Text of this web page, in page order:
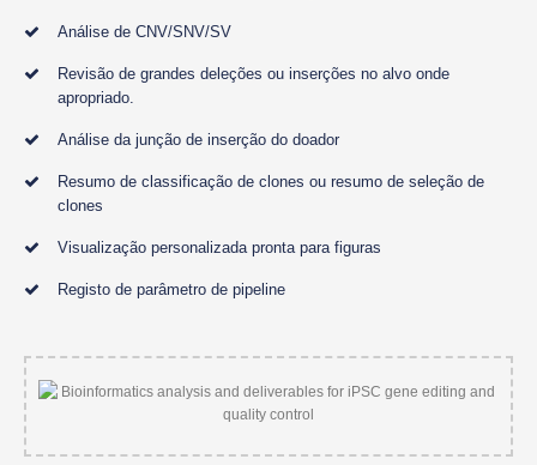
Análise de CNV/SNV/SV
Revisão de grandes deleções ou inserções no alvo onde
apropriado.
Análise da junção de inserção do doador
Resumo de classificação de clones ou resumo de seleção de
clones
Visualização personalizada pronta para figuras
Registo de parâmetro de pipeline